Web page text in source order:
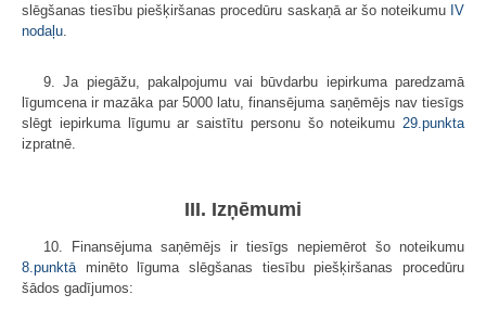
slēgšanas tiesību piešķiršanas procedūru saskaņā ar šo noteikumuIV
nodaļu.
9. Ja piegāžu, pakalpojumu vai būvdarbu iepirkuma paredzamā
līgumcena ir mazāka par 5000 latu, finansējuma saņēmējs nav tiesīgs
slēgt iepirkuma līgumu ar saistītu personu šo noteikumu 29.punkta
izpratnē.
III. Izņēmumi
10. Finansējuma saņēmējs ir tiesīgs nepiemērot šo noteikumu
8.punktā minēto līguma slēgšanas tiesību piešķiršanas procedūru
šādos gadījumos: